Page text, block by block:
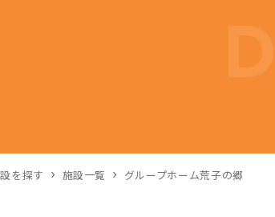
を探す 施設一覧 グループホーム荒子の郷